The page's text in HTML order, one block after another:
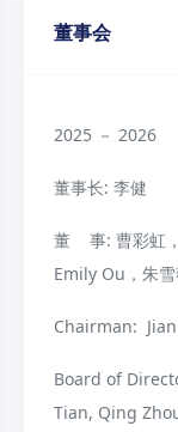
董事会
2025 － 2026
董事长: 李健
董 事: 曹彩虹，
Emily Ou，朱
Chairman:
Board of
Tian, Qing